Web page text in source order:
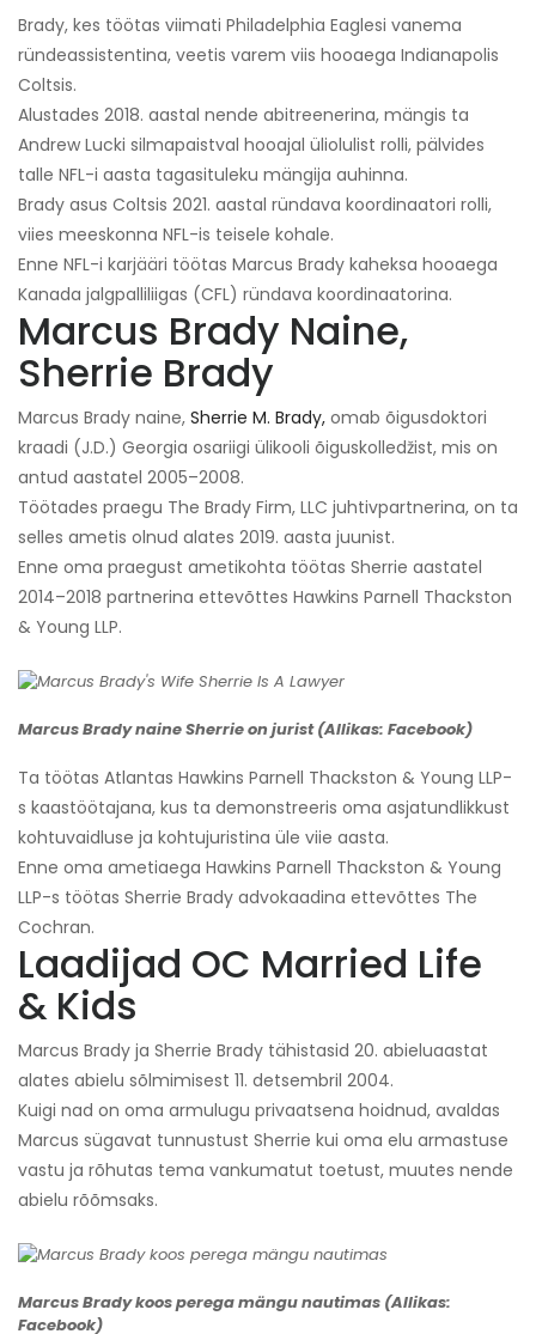
Brady, kes töötas viimati Philadelphia Eaglesi vanema
ründeassistentina, veetis varem viis hooaega Indianapolis
Coltsis.
Alustades 2018. aastal nende abitreenerina, mängis ta
Andrew Lucki silmapaistval hooajal üliolulist rolli, pälvides
talle NFL-i aasta tagasituleku mängija auhinna.
Brady asus Coltsis 2021. aastal ründava koordinaatori rolli,
viies meeskonna NFL-is teisele kohale.
Enne NFL-i karjääri töötas Marcus Brady kaheksa hooaega
Kanada jalgpalliliigas (CFL) ründava koordinaatorina.
Marcus Brady Naine,
Sherrie Brady
Marcus Brady naine, Sherrie M. Brady, omab õigusdoktori
kraadi (J.D.) Georgia osariigi ülikooli õiguskolledžist, mis on
antud aastatel 2005–2008.
Töötades praegu The Brady Firm, LLC juhtivpartnerina, on ta
selles ametis olnud alates 2019. aasta juunist.
Enne oma praegust ametikohta töötas Sherrie aastatel
2014–2018 partnerina ettevõttes Hawkins Parnell Thackston
& Young LLP.
Marcus Brady naine Sherrie on jurist (Allikas: Facebook)
Ta töötas Atlantas Hawkins Parnell Thackston & Young LLP-
s kaastöötajana, kus ta demonstreeris oma asjatundlikkust
kohtuvaidluse ja kohtujuristina üle viie aasta.
Enne oma ametiaega Hawkins Parnell Thackston & Young
LLP-s töötas Sherrie Brady advokaadina ettevõttes The
Cochran.
Laadijad OC Married Life
& Kids
Marcus Brady ja Sherrie Brady tähistasid 20. abieluaastat
alates abielu sõlmimisest 11. detsembril 2004.
Kuigi nad on oma armulugu privaatsena hoidnud, avaldas
Marcus sügavat tunnustust Sherrie kui oma elu armastuse
vastu ja rõhutas tema vankumatut toetust, muutes nende
abielu rõõmsaks.
Marcus Brady koos perega mängu nautimas (Allikas:
Facebook)